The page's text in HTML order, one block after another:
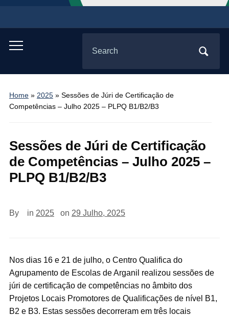
Toggle
menu
for:
Home» 2025» Sessões de Júri de Certificação de
Competências – Julho 2025 – PLPQ B1/B2/B3
Sessões de Júri de Certificação
de Competências – Julho 2025 –
PLPQ B1/B2/B3
By in 2025 on 29 Julho, 2025
Nos dias 16 e 21 de julho, o Centro Qualifica do
Agrupamento de Escolas de Arganil realizou sessões de
júri de certificação de competências no âmbito dos
Projetos Locais Promotores de Qualificações de nível B1,
B2 e B3. Estas sessões decorreram em três locais